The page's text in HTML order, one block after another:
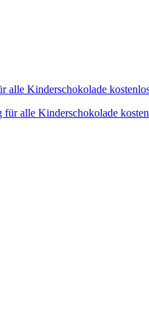
alle Kinderschokolade
für alle Kinderschokolade